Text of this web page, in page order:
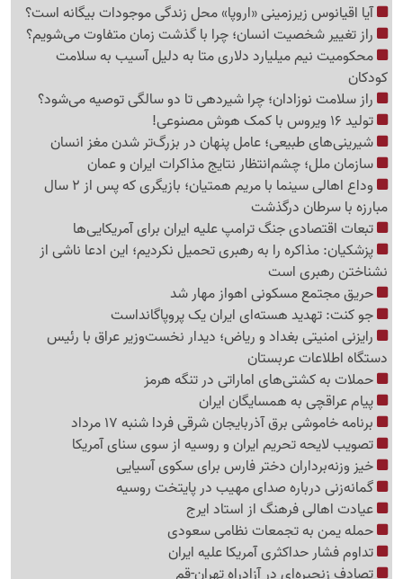
آیا اقیانوس زیرزمینی «اروپا» محل زندگی موجودات بیگانه است؟
راز تغییر شخصیت انسان؛ چرا با گذشت زمان متفاوت می‌شویم؟
محکومیت نیم میلیارد دلاری متا به دلیل آسیب به سلامت
کودکان
راز سلامت نوزادان؛ چرا شیردهی تا دو سالگی توصیه می‌شود؟
تولید 16 ویروس با کمک هوش مصنوعی!
شیرینی‌های طبیعی؛ عامل پنهان در بزرگ‌تر شدن مغز انسان
سازمان ملل؛ چشم‌انتظار نتایج مذاکرات ایران و عمان
وداع اهالی سینما با مریم همتیان؛ بازیگری که پس از 2 سال
مبارزه با سرطان درگذشت
تبعات اقتصادی جنگ ترامپ علیه ایران برای آمریکایی‌ها
پزشکیان: مذاکره را به رهبری تحمیل نکردیم؛ این ادعا ناشی از
نشناختن رهبری است
حریق مجتمع مسکونی اهواز مهار شد
جو کنت: تهدید هسته‌ای ایران یک پروپاگانداست
رایزنی امنیتی بغداد و ریاض؛ دیدار نخست‌وزیر عراق با رئیس
دستگاه اطلاعات عربستان
حملات به کشتی‌های اماراتی در تنگه هرمز
پیام عراقچی به همسایگان ایران
برنامه خاموشی برق آذربایجان شرقی فردا شنبه 17 مرداد
تصویب لایحه تحریم ایران و روسیه از سوی سنای آمریکا
خیز وزنه‌برداران دختر فارس برای سکوی آسیایی
گمانه‌زنی درباره صدای مهیب در پایتخت روسیه
عیادت اهالی فرهنگ از استاد ایرج
حمله یمن به تجمعات نظامی سعودی
تداوم فشار حداکثری آمریکا علیه ایران
تصادف زنجیره‌ای در آزادراه تهران-قم